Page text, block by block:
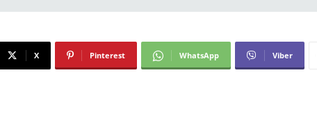
X Pinterest WhatsApp Viber